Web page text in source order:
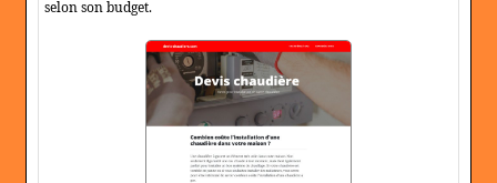
selon son budget.